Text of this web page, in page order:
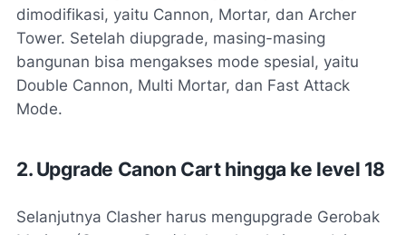
dimodifikasi, yaitu Cannon, Mortar, dan Archer
Tower. Setelah diupgrade, masing-masing
bangunan bisa mengakses mode spesial, yaitu
Double Cannon, Multi Mortar, dan Fast Attack
Mode.
2. Upgrade Canon Cart hingga ke level 18
Selanjutnya Clasher harus mengupgrade Gerobak